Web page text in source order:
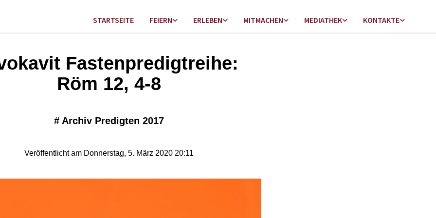
STARTSEITE FEIERN ERLEBEN MITMACHEN MEDIATHEK KONTAKTE
Fastenpredigtreihe:
Röm 12, 4-8
# Archiv Predigten 2017
Veröffentlicht am Donnerstag, 5. März 2020 20:11